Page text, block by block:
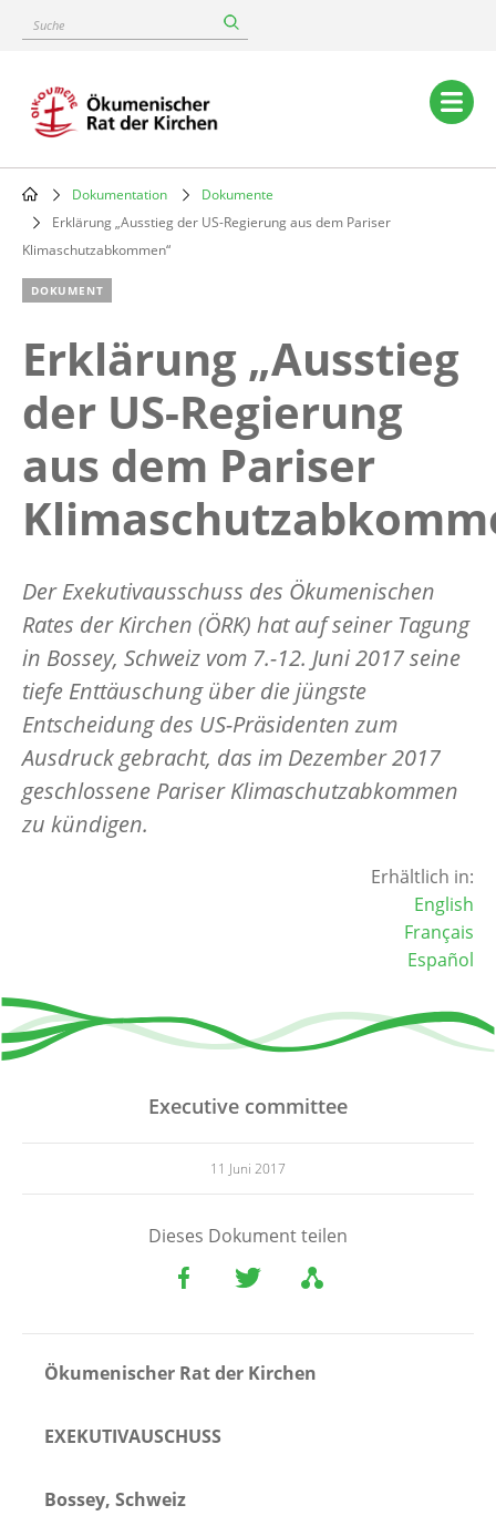
content
Suche
Main
navigation
Breadcrumb
Dokumentation
Dokumente
Erklärung „Ausstieg der US-Regierung aus dem Pariser
Klimaschutzabkommen“
DOKUMENT
Erklärung „Ausstieg
der US-Regierung
aus dem Pariser
Der Exekutivausschuss des Ökumenischen
Rates der Kirchen (ÖRK) hat auf seiner Tagung
in Bossey, Schweiz vom 7.-12. Juni 2017 seine
tiefe Enttäuschung über die jüngste
Entscheidung des US-Präsidenten zum
Ausdruck gebracht, das im Dezember 2017
geschlossene Pariser Klimaschutzabkommen
zu kündigen.
Erhältlich in:
English
Français
Español
Executive committee
11 Juni 2017
Dieses Dokument teilen
Ökumenischer Rat der Kirchen
EXEKUTIVAUSCHUSS
Bossey, Schweiz